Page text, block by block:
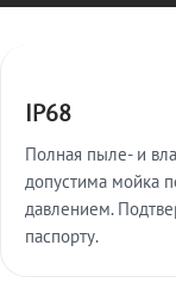
IP68
Полная пыле- и
допустима мойка
давлением.
паспорту.